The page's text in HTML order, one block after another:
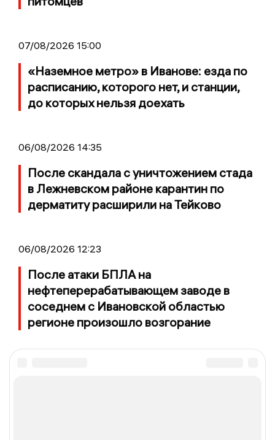
07/08/2026 15:00
«Наземное метро» в Иванове: езда по
расписанию, которого нет, и станции,
до которых нельзя доехать
06/08/2026 14:35
После скандала с уничтожением стада
в Лежневском районе карантин по
дерматиту расширили на Тейково
06/08/2026 12:23
После атаки БПЛА на
нефтеперерабатывающем заводе в
соседнем с Ивановской областью
регионе произошло возгорание